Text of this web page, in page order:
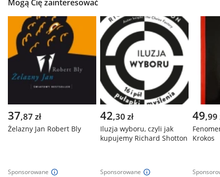
Mogą Cię zainteresować
Sponsorowane
37,87 zł
Żelazny Jan Robert Bly
Sponsorowane
42,30 zł
Iluzja wyboru, czyli jak
kupujemy Richard Shotton
49,99
Krokos